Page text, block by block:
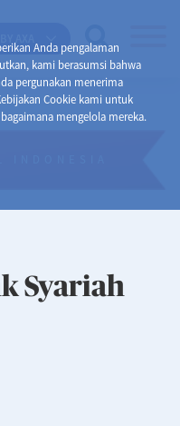
Anda pengalaman
kami berasumsi bahwa
pergunakan menerima
Cookie kami untuk
mengelola mereka.
INDONESIA
Syariah